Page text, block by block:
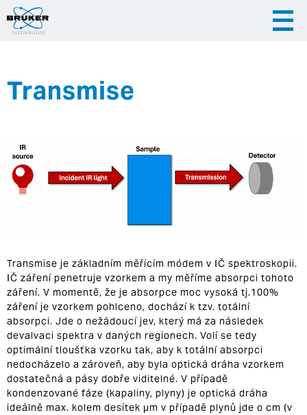
Transmise
Transmise je základním měřícím módem v IČ spektroskopii.
IČ záření penetruje vzorkem a my měříme absorpci tohoto
záření. V momentě, že je absorpce moc vysoká tj.100%
záření je vzorkem pohlceno, dochází k tzv. totální
absorpci. Jde o nežádoucí jev, který má za následek
devalvaci spektra v daných regionech. Volí se tedy
optimální tloušťka vzorku tak, aby k totální absorpci
nedocházelo a zároveň, aby byla optická dráha vzorkem
dostatečná a pásy dobře viditelné. V případě
kondenzované fáze (kapaliny, plyny) je optická dráha
ideálně max. kolem desítek µm v případě plynů jde o cm (v